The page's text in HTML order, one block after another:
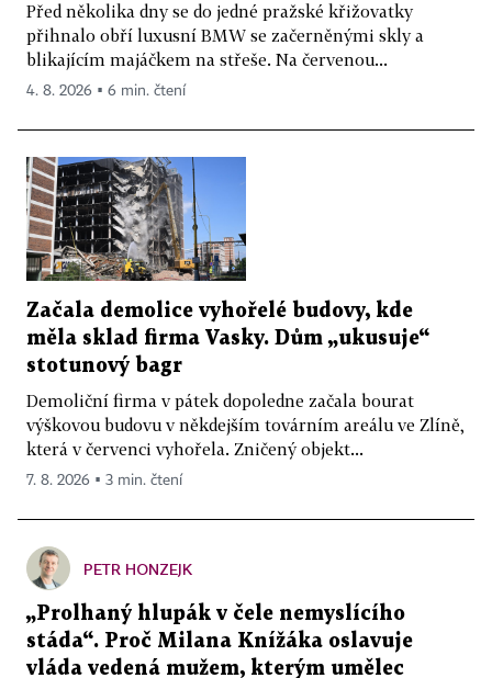
Před několika dny se do jedné pražské křižovatky
přihnalo obří luxusní BMW se začerněnými skly a
blikajícím majáčkem na střeše. Na červenou...
4. 8. 2026 ▪ 6 min. čtení
Začala demolice vyhořelé budovy, kde
měla sklad firma Vasky. Dům „ukusuje“
stotunový bagr
Demoliční firma v pátek dopoledne začala bourat
výškovou budovu v někdejším továrním areálu ve Zlíně,
která v červenci vyhořela. Zničený objekt...
7. 8. 2026 ▪ 3 min. čtení
PETR HONZEJK
„Prolhaný hlupák v čele nemyslícího
stáda“. Proč Milana Knížáka oslavuje
vláda vedená mužem, kterým umělec